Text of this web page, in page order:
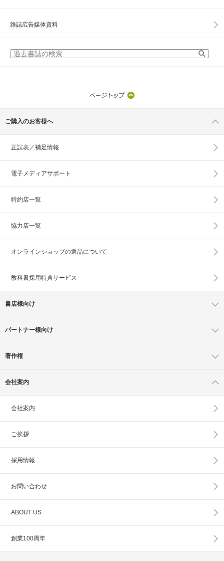
雑誌広告媒体資料
ご購入のお客様へ
正誤表／補足情報
電子メディアサポート
特約店一覧
協力店一覧
オンラインショップの返品について
教科書採用特典サービス
書店様向け
パートナー様向け
著作権
会社案内
会社案内
ご挨拶
採用情報
お問い合わせ
ABOUT US
創業100周年